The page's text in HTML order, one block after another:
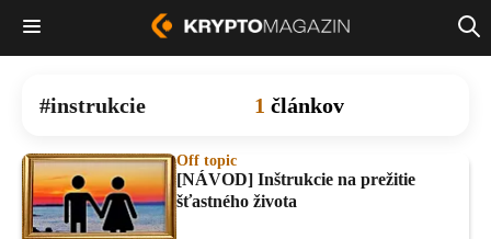
instrukcie 1 článkov
Off topic
[NÁVOD] Inštrukcie na prežitie
šťastného života